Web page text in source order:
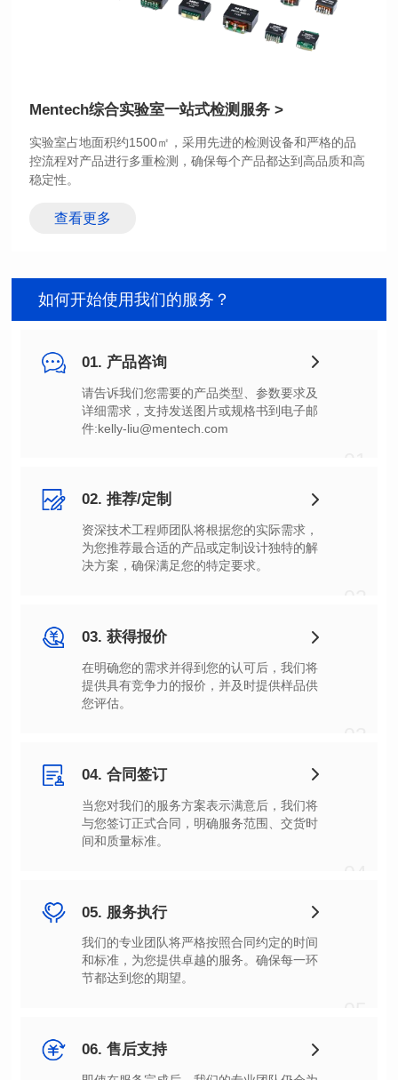
Mentech综合实验室一站式检测服务 >
稳定性。
查看更多
如何开始使用我们的服务？
01. 产品咨询
件:kelly-liu@mentech.com
02. 推荐/定制
决方案，确保满足您的特定要求。
03. 获得报价
您评估。
04. 合同签订
间和质量标准。
05. 服务执行
节都达到您的期望。
06. 售后支持